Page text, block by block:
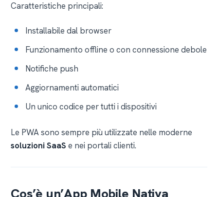
Caratteristiche principali:
Installabile dal browser
Funzionamento offline o con connessione debole
Notifiche push
Aggiornamenti automatici
Un unico codice per tutti i dispositivi
Le PWA sono sempre più utilizzate nelle moderne
soluzioni SaaS e nei portali clienti.
Cos’è un’App Mobile Nativa